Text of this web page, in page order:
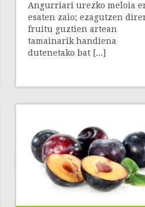
Angurriari urezko meloia
esaten zaio; ezagutzen
fruitu guztien artean
tamainarik handiena
dutenetako bat [...]